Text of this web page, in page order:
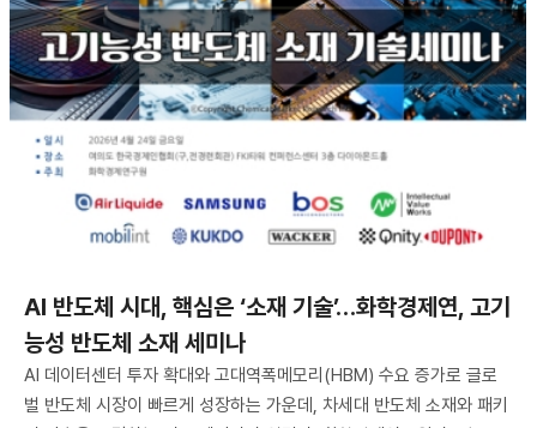
AI 반도체 시대, 핵심은 ‘소재 기술’…화학경제연, 고기
능성 반도체 소재 세미나
AI 데이터센터 투자 확대와 고대역폭메모리(HBM) 수요 증가로 글로
벌 반도체 시장이 빠르게 성장하는 가운데, 차세대 반도체 소재와 패키